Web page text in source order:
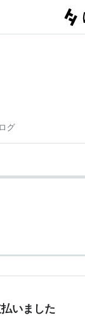
グ
いました